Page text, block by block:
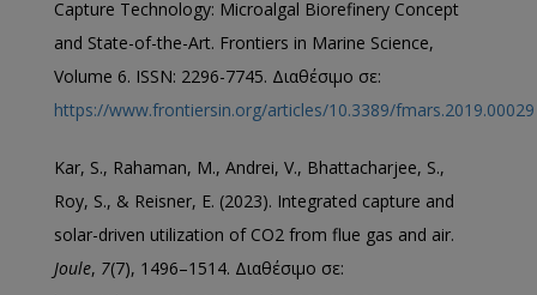
Capture Technology: Microalgal Biorefinery Concept
and State-of-the-Art. Frontiers in Marine Science,
Volume 6. ISSN: 2296-7745. Διαθέσιμο σε:
https://www.frontiersin.org/articles/10.3389/fmars.2019.00029
Kar, S., Rahaman, M., Andrei, V., Bhattacharjee, S.,
Roy, S., & Reisner, E. (2023). Integrated capture and
solar-driven utilization of CO2 from flue gas and air.
Joule, 7(7), 1496–1514. Διαθέσιμο σε: